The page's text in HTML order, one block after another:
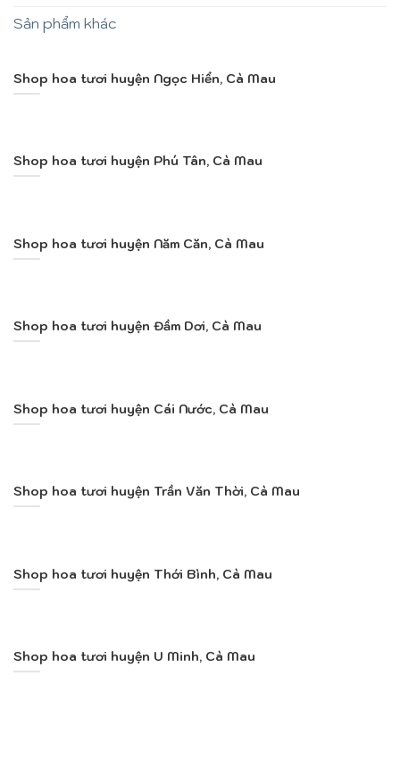
Sản phẩm khác
Shop hoa tươi huyện Ngọc Hiển, Cà Mau
Shop hoa tươi huyện Phú Tân, Cà Mau
Shop hoa tươi huyện Năm Căn, Cà Mau
Shop hoa tươi huyện Đầm Dơi, Cà Mau
Shop hoa tươi huyện Cái Nước, Cà Mau
Shop hoa tươi huyện Trần Văn Thời, Cà Mau
Shop hoa tươi huyện Thới Bình, Cà Mau
Shop hoa tươi huyện U Minh, Cà Mau